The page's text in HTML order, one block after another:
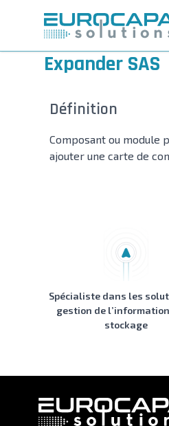
Expander SAS
Définition
Composant ou module
ajouter une carte de
Spécialiste dans les
gestion de
stockage